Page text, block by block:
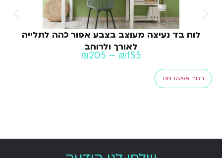
בד נעיצה מעוצב בצבע אפור כהה לתלייה
לאורך ולרוחב
₪205